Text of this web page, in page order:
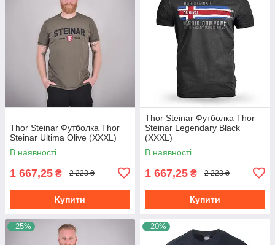
Thor Steinar Футболка Thor
Steinar Ultima Olive (XXXL)
В наявності
1 667,25 ₴ 2 223 ₴
Купити
Thor Steinar Футболка Thor
Steinar Legendary Black
(XXXL)
В наявності
1 667,25 ₴ 2 223 ₴
Купити
–25% –20%